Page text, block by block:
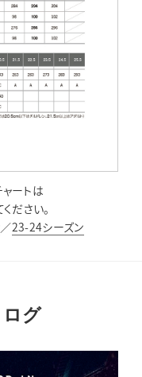
ートは
ださい。
／23-24シーズン
グ